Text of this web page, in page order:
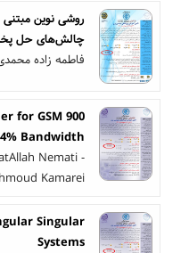
روشی نوین مبتنی
چالش‌های حل
فاطمه زاده
for GSM 900
Bandwidth
Nemati -
Kamarei
Singular
Systems